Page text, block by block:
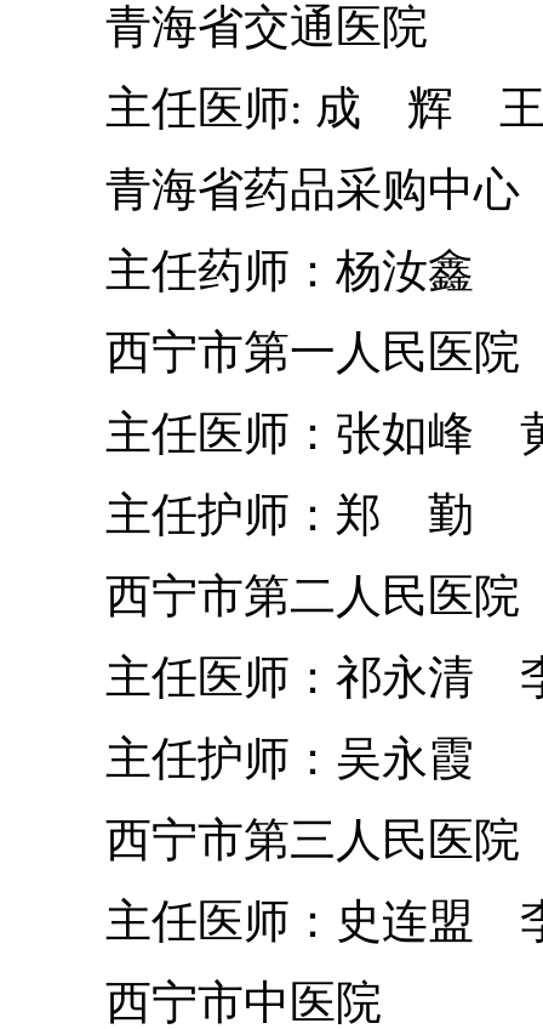
青海省交通医院
主任医师: 成 辉 王
青海省药品采购中心
主任药师：杨汝鑫
西宁市第一人民医院
主任医师：张如峰
主任护师：郑 勤
西宁市第二人民医院
主任医师：祁永清
主任护师：吴永霞
西宁市第三人民医院
主任医师：史连盟
西宁市中医院